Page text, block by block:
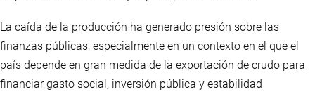
La caída de la producción ha generado presión sobre las
finanzas públicas, especialmente en un contexto en el que el
país depende en gran medida de la exportación de crudo para
financiar gasto social, inversión pública y estabilidad